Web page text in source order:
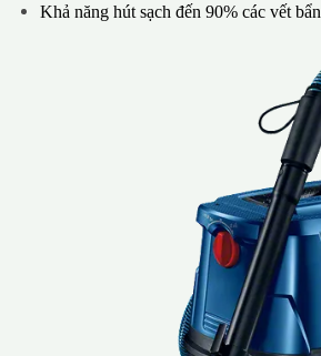
Khả năng hút sạch đến 90% các vết bẩn